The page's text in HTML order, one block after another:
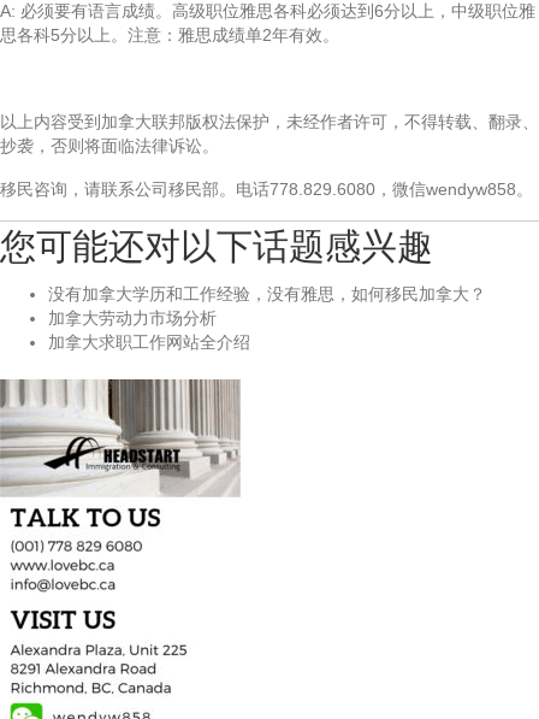
A: 必须要有语言成绩。高级职位雅思各科必须达到6分以上，中级职位雅
思各科5分以上。注意：雅思成绩单2年有效。
以上内容受到加拿大联邦版权法保护，未经作者许可，不得转载、翻录、
抄袭，否则将面临法律诉讼。
移民咨询，请联系公司移民部。电话778.829.6080，微信wendyw858。
您可能还对以下话题感兴趣
没有加拿大学历和工作经验，没有雅思，如何移民加拿大？
加拿大劳动力市场分析
加拿大求职工作网站全介绍